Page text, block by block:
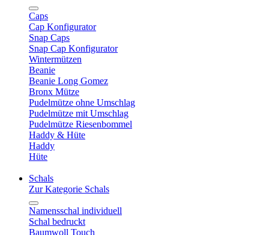
Caps
Cap Konfigurator
Snap Caps
Snap Cap Konfigurator
Wintermützen
Beanie
Beanie Long Gomez
Bronx Mütze
Pudelmütze ohne Umschlag
Pudelmütze mit Umschlag
Pudelmütze Riesenbommel
Haddy & Hüte
Haddy
Hüte
Schals
Zur Kategorie Schals
Namensschal individuell
Schal bedruckt
Baumwoll Touch